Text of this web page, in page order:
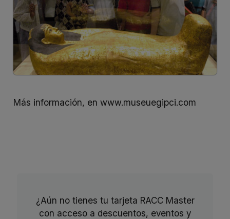
Más información, en www.museuegipci.com
¿Aún no tienes tu tarjeta RACC Master
con acceso a descuentos, eventos y